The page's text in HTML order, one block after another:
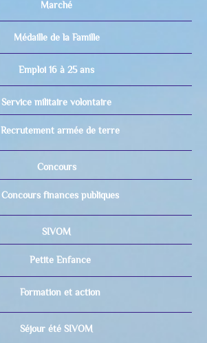
Marché
Médaille de la Famille
Emploi 16 à 25 ans
Service militaire volontaire
Recrutement armée de terre
Concours
Concours finances publiques
SIVOM
Petite Enfance
Formation et action
Séjour été SIVOM